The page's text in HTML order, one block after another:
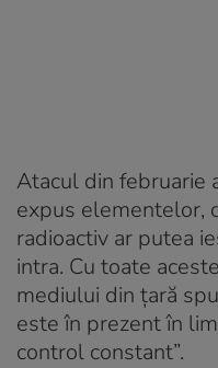
Atacul din februarie
expus elementelor,
radioactiv ar putea
intra. Cu toate
mediului din țară
este în prezent în
control constant”.